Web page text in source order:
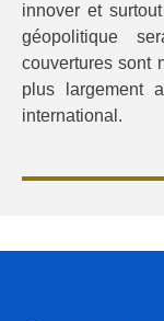
innover et
géopolitique
couvertures sont
plus largement
international.